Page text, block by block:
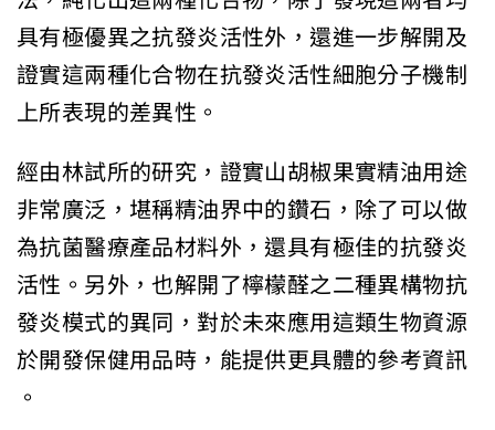
具有極優異之抗發炎活性外，還進一步解開及
證實這兩種化合物在抗發炎活性細胞分子機制
上所表現的差異性。
經由林試所的研究，證實山胡椒果實精油用途
非常廣泛，堪稱精油界中的鑽石，除了可以做
為抗菌醫療產品材料外，還具有極佳的抗發炎
活性。另外，也解開了檸檬醛之二種異構物抗
發炎模式的異同，對於未來應用這類生物資源
於開發保健用品時，能提供更具體的參考資訊
。